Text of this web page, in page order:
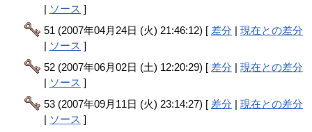
| ソース ]
51 (2007年04月24日 (火) 21:46:12) [ 差分 |現在との差分
| ソース ]
52 (2007年06月02日 (土) 12:20:29) [ 差分 |現在との差分
| ソース ]
53 (2007年09月11日 (火) 23:14:27) [ 差分 |現在との差分
| ソース ]